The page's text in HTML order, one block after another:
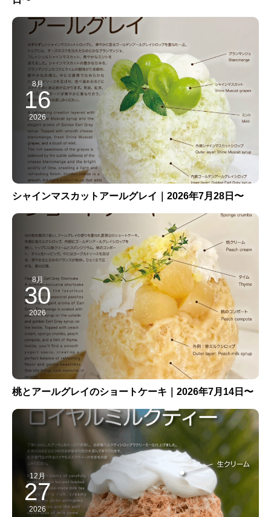
8月
16
2026
シャインマスカットアールグレイ｜2026年7月28日〜
8月
30
2026
桃とアールグレイのショートケーキ｜2026年7月14日〜
12月
27
2026